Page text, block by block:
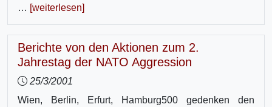
… [weiterlesen]
Berichte von den Aktionen zum 2.
Jahrestag der NATO Aggression
25/3/2001
Wien, Berlin, Erfurt, Hamburg500 gedenken den